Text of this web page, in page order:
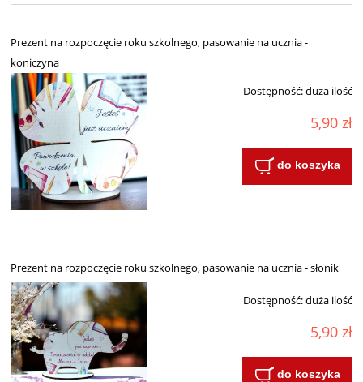
Prezent na rozpoczęcie roku szkolnego, pasowanie na ucznia -
koniczyna
Dostępność:duża ilość
5,90 zł
do koszyka
Prezent na rozpoczęcie roku szkolnego, pasowanie na ucznia - słonik
Dostępność:duża ilość
5,90 zł
do koszyka